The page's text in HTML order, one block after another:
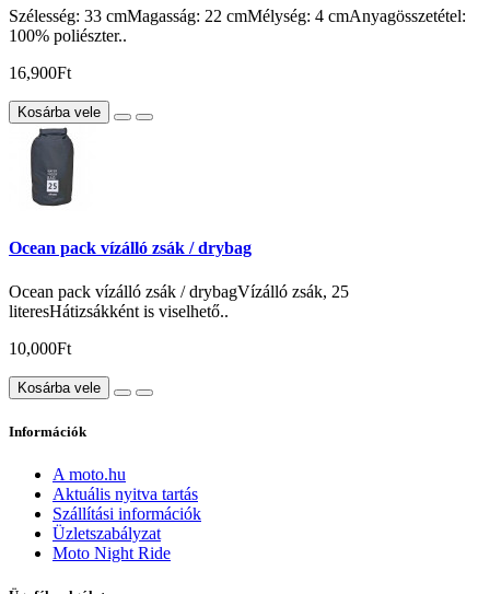
Szélesség: 33 cmMagasság: 22 cmMélység: 4 cmAnyagösszetétel:
100% poliészter..
16,900Ft
Kosárba vele
Ocean pack vízálló zsák / drybag
Ocean pack vízálló zsák / drybagVízálló zsák, 25
literesHátizsákként is viselhető..
10,000Ft
Kosárba vele
Információk
A moto.hu
Aktuális nyitva tartás
Szállítási információk
Üzletszabályzat
Moto Night Ride